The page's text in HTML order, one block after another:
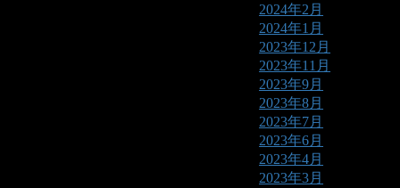
2024年2月
2024年1月
2023年12月
2023年11月
2023年9月
2023年8月
2023年7月
2023年6月
2023年4月
2023年3月